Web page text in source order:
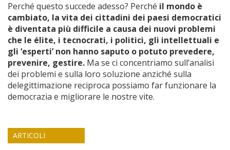
Perché questo succede adesso? Perché il mondo è
cambiato, la vita dei cittadini dei paesi democratici
è diventata più difficile a causa dei nuovi problemi
che le élite, i tecnocrati, i politici, gli intellettuali e
gli ‘esperti’ non hanno saputo o potuto prevedere,
prevenire, gestire. Ma se ci concentriamo sull’analisi
dei problemi e sulla loro soluzione anziché sulla
delegittimazione reciproca possiamo far funzionare la
democrazia e migliorare le nostre vite.
ARTICOLI